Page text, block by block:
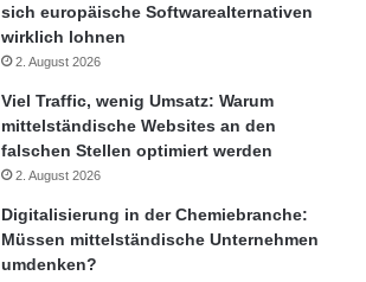
sich europäische Softwarealternativen
wirklich lohnen
2. August 2026
Viel Traffic, wenig Umsatz: Warum
mittelständische Websites an den
falschen Stellen optimiert werden
2. August 2026
Digitalisierung in der Chemiebranche:
Müssen mittelständische Unternehmen
umdenken?